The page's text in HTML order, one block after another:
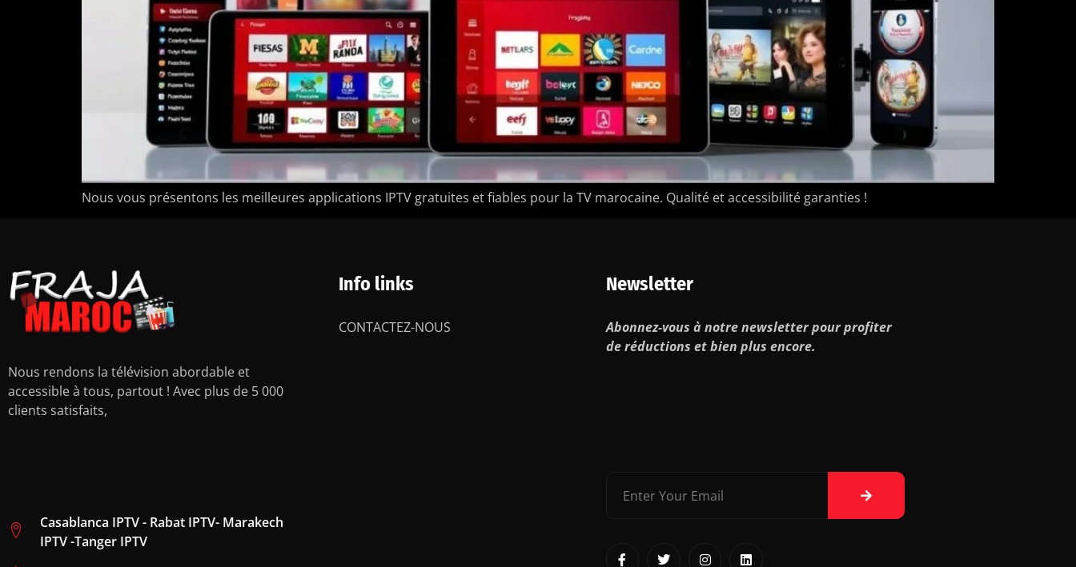
Nous vous présentons les meilleures applications IPTV gratuites et fiables pour la TV marocaine. Qualité et accessibilité garanties !
Nous rendons la télévision abordable et
accessible à tous, partout ! Avec plus de 5 000
clients satisfaits,
Casablanca IPTV - Rabat IPTV- Marakech
IPTV -Tanger IPTV
Info links
CONTACTEZ-NOUS
Newsletter
Abonnez-vous à notre newsletter pour profiter
de réductions et bien plus encore.